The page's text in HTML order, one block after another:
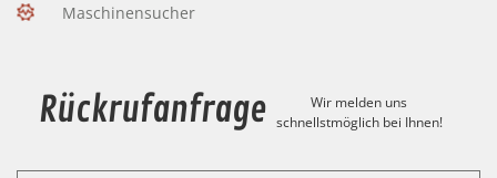
Maschinensucher
Rückrufanfrage
Wir melden uns
schnellstmöglich bei Ihnen!